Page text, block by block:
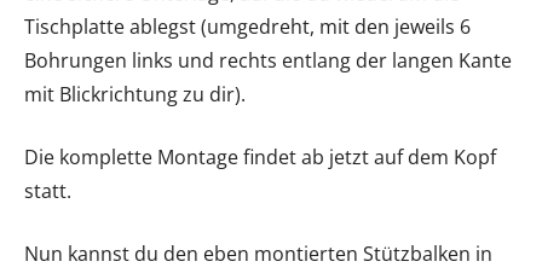
Tischplatte ablegst (umgedreht, mit den jeweils 6
Bohrungen links und rechts entlang der langen Kante
mit Blickrichtung zu dir).
Die komplette Montage findet ab jetzt auf dem Kopf
statt.
Nun kannst du den eben montierten Stützbalken in